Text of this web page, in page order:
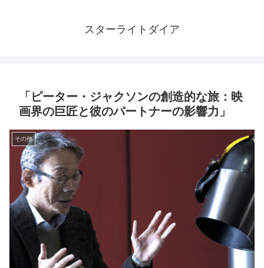
スターライトダイア
「ピーター・ジャクソンの創造的な旅：映
画界の巨匠と彼のパートナーの影響力」
その他